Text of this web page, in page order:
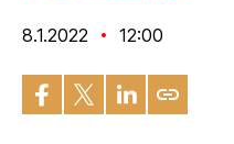
8.1.2022 12:00